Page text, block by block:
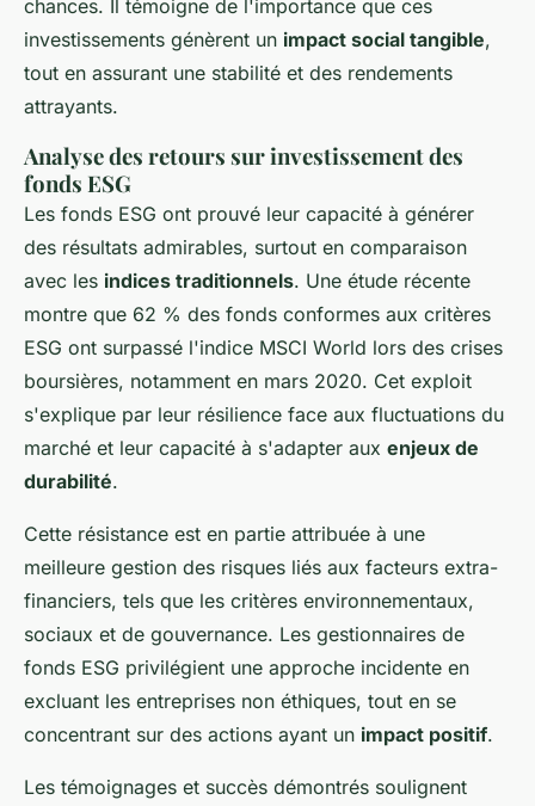
chances. Il témoigne de l'importance que ces
investissements génèrent un impact social tangible,
tout en assurant une stabilité et des rendements
attrayants.
Analyse des retours sur investissement des
fonds ESG
Les fonds ESG ont prouvé leur capacité à générer
des résultats admirables, surtout en comparaison
avec les indices traditionnels. Une étude récente
montre que 62 % des fonds conformes aux critères
ESG ont surpassé l'indice MSCI World lors des crises
boursières, notamment en mars 2020. Cet exploit
s'explique par leur résilience face aux fluctuations du
marché et leur capacité à s'adapter aux enjeux de
durabilité.
Cette résistance est en partie attribuée à une
meilleure gestion des risques liés aux facteurs extra-
financiers, tels que les critères environnementaux,
sociaux et de gouvernance. Les gestionnaires de
fonds ESG privilégient une approche incidente en
excluant les entreprises non éthiques, tout en se
concentrant sur des actions ayant un impact positif.
Les témoignages et succès démontrés soulignent